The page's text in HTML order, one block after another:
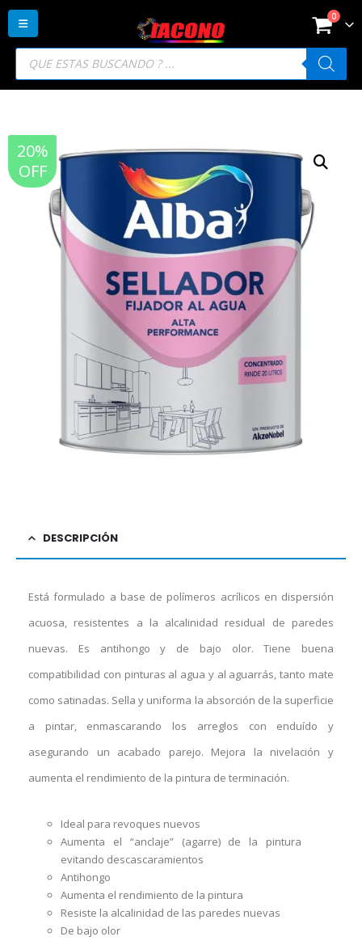
Búsqueda
productos
0
20%
OFF
DESCRIPCIÓN
Está formulado a base de polímeros acrílicos en dispersión
acuosa, resistentes a la alcalinidad residual de paredes
nuevas. Es antihongo y de bajo olor. Tiene buena
compatibilidad con pinturas al agua y al aguarrás, tanto mate
como satinadas. Sella y uniforma la absorción de la superficie
a pintar, enmascarando los arreglos con enduído y
asegurando un acabado parejo. Mejora la nivelación y
aumenta el rendimiento de la pintura de terminación.
Ideal para revoques nuevos
Aumenta el “anclaje” (agarre) de la pintura
evitando descascaramientos
Antihongo
Aumenta el rendimiento de la pintura
Resiste la alcalinidad de las paredes nuevas
De bajo olor